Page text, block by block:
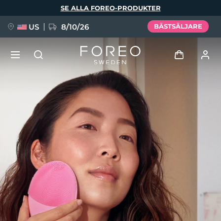
SE ALLA FOREO-PRODUKTER
US 8/10/26 BÄSTSÄLJARE
Användarprofil
Mina enheter
Mina beställningar
Mina adresser
Mina prenumerationer
FAQ™ Pure Beauty-Tech Elixir
BREAKING NEWS
issa™ Teeth Whitening Set
Språk
English Deutsch
Español
Français
Italiano
Português
Polski
Svenska
Русский
Türkçe
简体中文 繁體中文